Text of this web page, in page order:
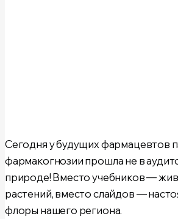
Сегодня у будущих фармацевтов
фармакогнозии прошла не в
природе! Вместо учебников —
растений, вместо слайдов —
флоры нашего региона.